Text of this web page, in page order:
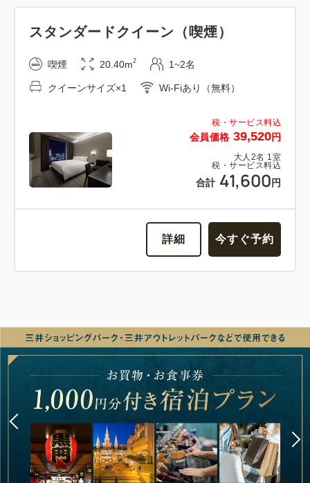
税・サービス料込
会員価格 39,520円
大人 2名 1 室
税・サービス料込
合計 41,600円
スタンダードクイーン（喫煙）
喫煙 20.40m2 1~2名
クイーンサイズ×1 Wi-Fiあり（無料）
詳細 今すぐ予約